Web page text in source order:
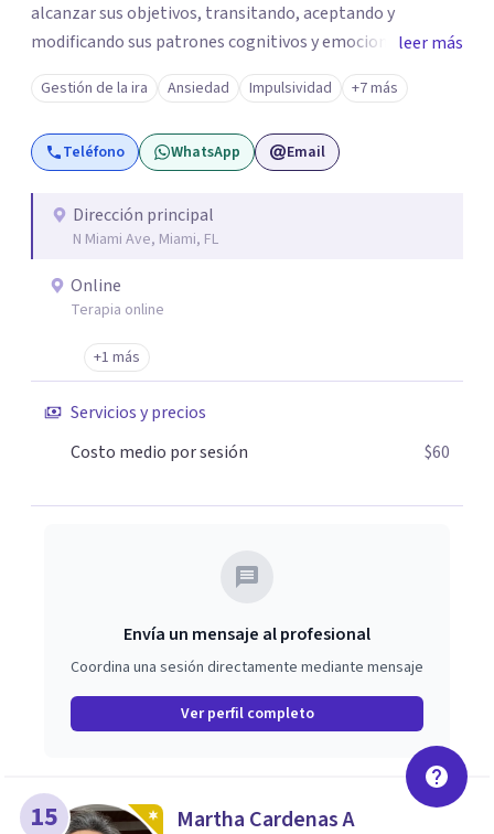
alcanzar sus objetivos, transitando, aceptando y
modificando sus patrones cognitivos y emocionales.
Abordo patologías específicas como trastornos de
ansiedad y del ánimo, y también crisis vitales y procesos
de crecimiento personal.
leer más
Gestión de la ira Ansiedad Impulsividad +7 más
Teléfono WhatsApp Email
Dirección principal
N Miami Ave, Miami, FL
Online
Terapia online
+1 más
Servicios y precios
Costo medio por sesión
$60
Envía un mensaje al profesional
Coordina una sesión directamente mediante mensaje
Ver perfil completo
15 Martha Cardenas A